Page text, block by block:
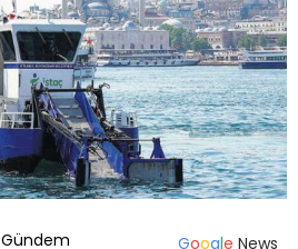
Gündem Google News